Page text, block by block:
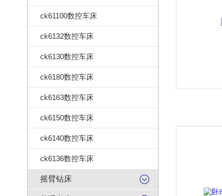
ck61100数控车床
ck6132数控车床
ck6130数控车床
ck6180数控车床
ck6163数控车床
ck6150数控车床
ck6140数控车床
ck6136数控车床
摇臂钻床